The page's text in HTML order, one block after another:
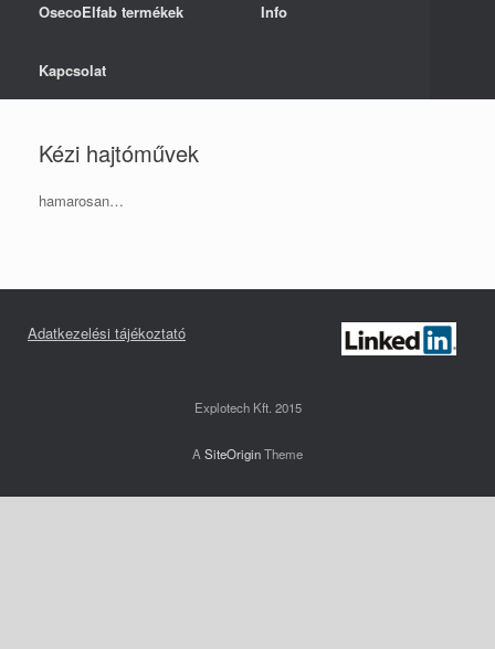
OsecoElfab termékek Info
Kapcsolat
Kézi hajtóművek
hamarosan…
Adatkezelési tájékoztató
Explotech Kft. 2015
ASiteOriginTheme